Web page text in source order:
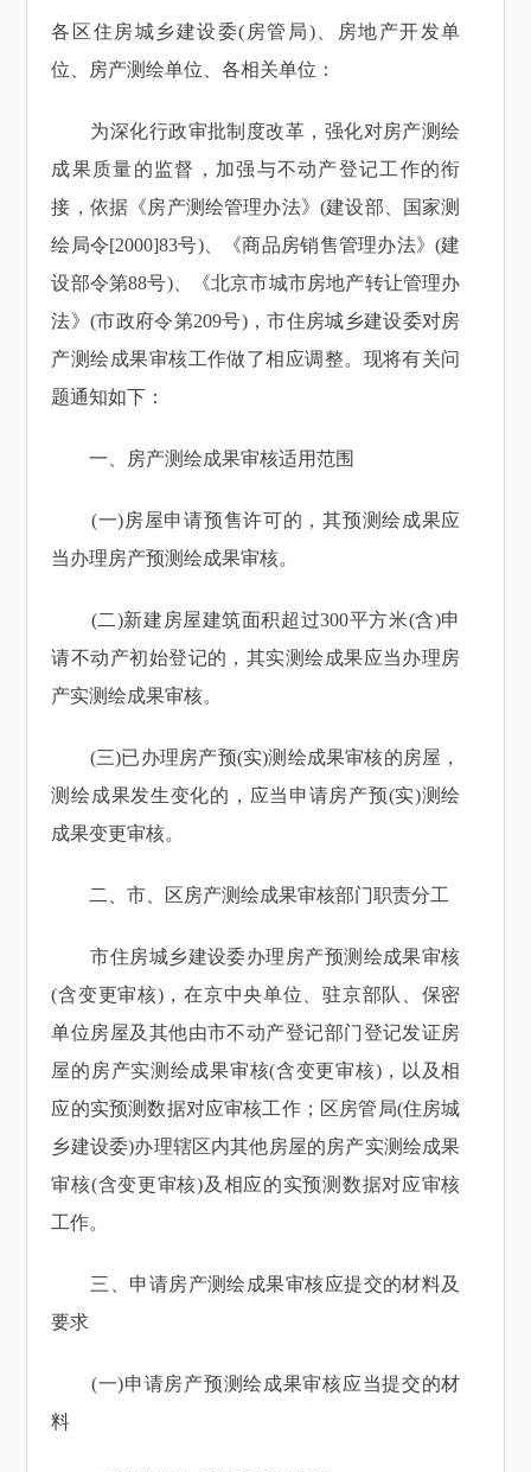
各区住房城乡建设委(房管局)、房地产开发单
位、房产测绘单位、各相关单位：
为深化行政审批制度改革，强化对房产测绘
成果质量的监督，加强与不动产登记工作的衔
接，依据《房产测绘管理办法》(建设部、国家测
绘局令[2000]83号)、《商品房销售管理办法》(建
设部令第88号)、《北京市城市房地产转让管理办
法》(市政府令第209号)，市住房城乡建设委对房
产测绘成果审核工作做了相应调整。现将有关问
题通知如下：
一、房产测绘成果审核适用范围
(一)房屋申请预售许可的，其预测绘成果应
当办理房产预测绘成果审核。
(二)新建房屋建筑面积超过300平方米(含)申
请不动产初始登记的，其实测绘成果应当办理房
产实测绘成果审核。
(三)已办理房产预(实)测绘成果审核的房屋，
测绘成果发生变化的，应当申请房产预(实)测绘
成果变更审核。
二、市、区房产测绘成果审核部门职责分工
市住房城乡建设委办理房产预测绘成果审核
(含变更审核)，在京中央单位、驻京部队、保密
单位房屋及其他由市不动产登记部门登记发证房
屋的房产实测绘成果审核(含变更审核)，以及相
应的实预测数据对应审核工作；区房管局(住房城
乡建设委)办理辖区内其他房屋的房产实测绘成果
审核(含变更审核)及相应的实预测数据对应审核
工作。
三、申请房产测绘成果审核应提交的材料及
要求
(一)申请房产预测绘成果审核应当提交的材
料